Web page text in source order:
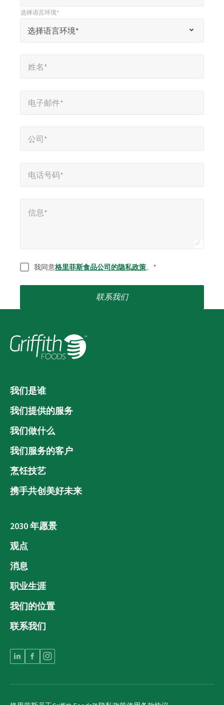
”
选择语言环境*
选择语言环境*
姓名*
电子邮件*
公司*
电话号码*
信息*
同意
*
我同意格里菲斯食品公司的隐私政策。 *
联系我们
我们是谁
我们提供的服务
我们做什么
我们服务的客户
烹饪技艺
携手共创美好未来
2030 年愿景
观点
消息
职业生涯
我们的位置
联系我们